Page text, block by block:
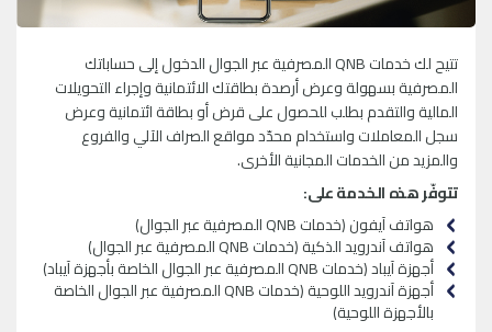
تتيح لك خدماتQNBالمصرفية عبر الجوال الدخول إلى حساباتك
المصرفية بسهولة وعرض أرصدة بطاقتك الائتمانية وإجراء التحويلات
المالية والتقدم بطلب للحصول على قرض أو بطاقة ائتمانية وعرض
سجل المعاملات واستخدام محدّد مواقع الصراف الآلي والفروع
والمزيد من الخدمات المجانية الأخرى.
تتوفّر هذه الخدمة على:
هواتف آيفون (خدماتQNBالمصرفية عبر الجوال)
هواتف آندرويد الذكية (خدماتQNBالمصرفية عبر الجوال)
أجهزة آيباد (خدماتQNBالمصرفية عبر الجوال الخاصة بأجهزة آيباد)
أجهزة آندرويد اللوحية (خدماتQNBالمصرفية عبر الجوال الخاصة
بالأجهزة اللوحية)